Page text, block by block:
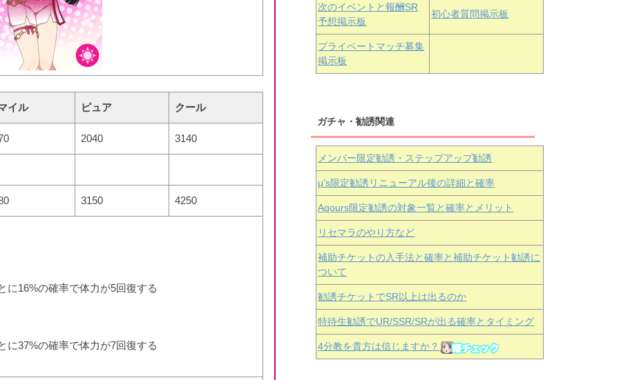
イル ピュア クール
2040 3140
3150 4250
に16%の確率で体力が5回復する
に37%の確率で体力が7回復する
近江彼方
エマ・ヴェ
次のイベントと報酬SR
予想掲示板
初心者質問掲示板
プライベートマッチ募集
掲示板
ガチャ・勧誘関連
メンバー限定勧誘・ステップアップ勧誘
μ’s限定勧誘リニューアル後の詳細と確率
Aqours限定勧誘の対象一覧と確率とメリット
リセマラのやり方など
補助チケットの入手法と確率と補助チケット勧誘に
ついて
勧誘チケットでSR以上は出るのか
特待生勧誘でUR/SSR/SRが出る確率とタイミング
4分教を貴方は信じますか？